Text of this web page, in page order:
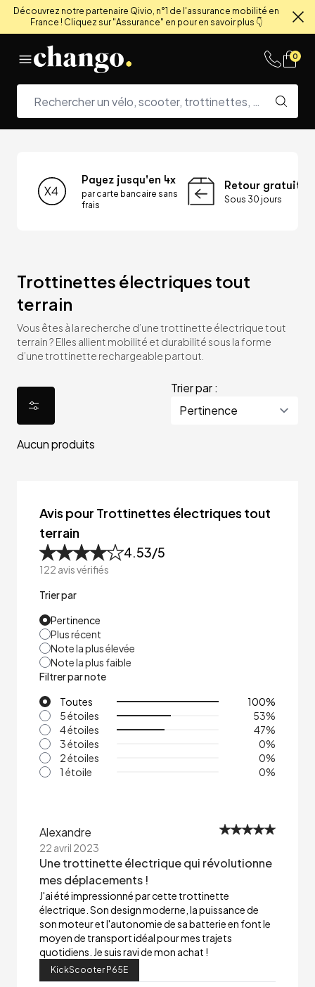
Découvrez notre partenaire Qivio, n°1 de l'assurance mobilité en
France ! Cliquez sur "Assurance" en pour en savoir plus 👇
0
Payez jusqu'en 4x
par carte bancaire sans
frais
Retour gratuit
Sous 30 jours
Trottinettes électriques tout
terrain
Vous êtes à la recherche d’une trottinette électrique tout
terrain ? Elles allient mobilité et durabilité sous la forme
d’une trottinette rechargeable partout.
Trier par :
Aucun produits
Avis pour Trottinettes électriques tout
terrain
4.53/5
122 avis vérifiés
Trier par
Pertinence
Plus récent
Note la plus élevée
Note la plus faible
Filtrer par note
Toutes
100%
5 étoiles
53%
4 étoiles
47%
3 étoiles
0%
2 étoiles
0%
1 étoile
0%
Alexandre
22 avril 2023
Une trottinette électrique qui révolutionne
mes déplacements !
J'ai été impressionné par cette trottinette
électrique. Son design moderne, la puissance de
son moteur et l'autonomie de sa batterie en font le
moyen de transport idéal pour mes trajets
quotidiens. Je suis ravi de mon achat !
KickScooter P65E